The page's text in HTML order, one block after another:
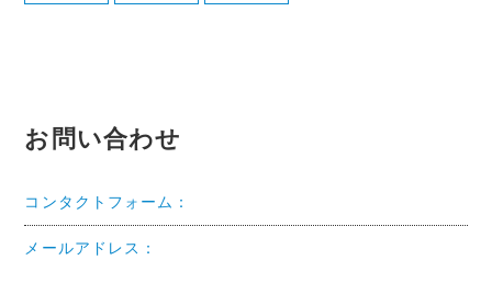
お問い合わせ
コンタクトフォーム：
メールアドレス：